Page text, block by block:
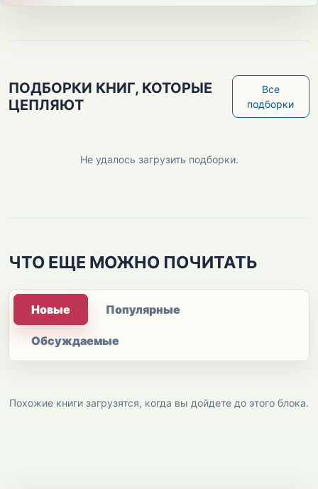
ПОДБОРКИ КНИГ, КОТОРЫЕ
ЦЕПЛЯЮТ
Все
подборки
Не удалось загрузить подборки.
ЧТО ЕЩЕ МОЖНО ПОЧИТАТЬ
Новые Популярные
Обсуждаемые
Похожие книги загрузятся, когда вы дойдете до этого блока.